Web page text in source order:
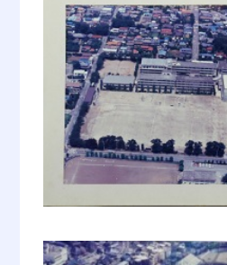
昭和27年 4月
阿武 実 前校長
市立白幡中学校長
昭和27年 9月